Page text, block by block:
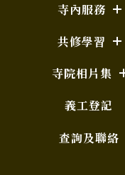
寺內服務
共修學習
寺院相片集
義工登記
查詢及聯絡